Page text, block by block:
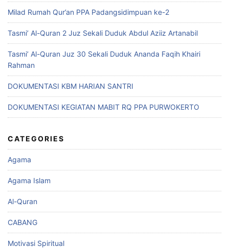
Milad Rumah Qur’an PPA Padangsidimpuan ke-2
Tasmi’ Al-Quran 2 Juz Sekali Duduk Abdul Aziiz Artanabil
Tasmi’ Al-Quran Juz 30 Sekali Duduk Ananda Faqih Khairi
Rahman
DOKUMENTASI KBM HARIAN SANTRI
DOKUMENTASI KEGIATAN MABIT RQ PPA PURWOKERTO
CATEGORIES
Agama
Agama Islam
Al-Quran
CABANG
Motivasi Spiritual